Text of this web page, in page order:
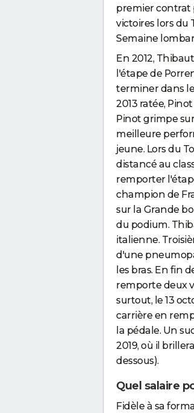
premier contrat
victoires lors du
Semaine
En 2012,
l'étape de
terminer dans
2013 ratée,
Pinot grimpe
meilleure
jeune. Lors du
distancé au
remporter
champion de
sur la Grande
du podium.
italienne.
d'une
les bras. En fin
remporte deux
surtout, le 13
carrière en
la pédale. Un
2019, où il
dessous).
Quel salaire
Fidèle à sa